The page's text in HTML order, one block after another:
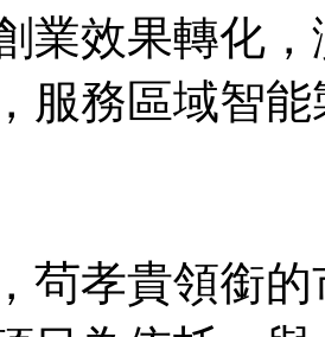
業效果轉化
服務區域智
孝貴領銜的